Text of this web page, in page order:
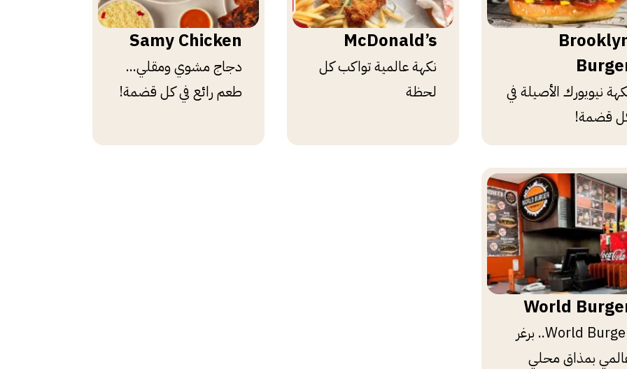
نيويورك الأصيلة في
قضمة!
McDonald’s
نكهة عالمية تواكب كل
لحظة
Samy Chicken
دجاج مشوي ومقلي...
طعم رائع في كل قضمة!
World
World Burger.. برغر
بمذاق محلي